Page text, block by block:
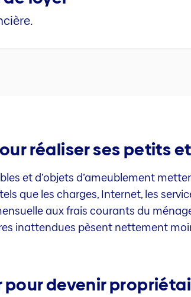
réaliser ses petits
et d’objets d’ameublement
que les charges, Internet, les
aux frais courants du
inattendues pèsent nettement
pour devenir